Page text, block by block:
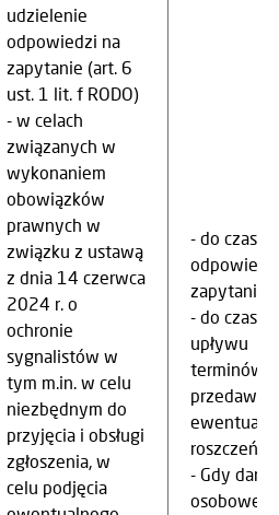
udzielenie
odpowiedzi na
zapytanie (art. 6
ust. 1 lit. f RODO)
- w celach
związanych w
wykonaniem
obowiązków
prawnych w
związku z ustawą
z dnia 14 czerwca
2024 r. o
ochronie
sygnalistów w
tym m.in. w celu
niezbędnym do
przyjęcia i obsługi
zgłoszenia, w
celu podjęcia
- do czasu
zapytanie
- do czasu
upływu
terminów
roszczeń
- Gdy dane
osobowe